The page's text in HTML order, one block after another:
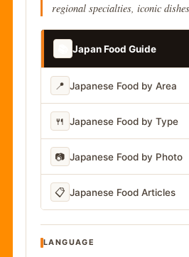
regional specialties, iconic
Japan Food Guide
📍 Japanese Food by Area
🍴 Japanese Food by Type
📷 Japanese Food by Photo
📋 Japanese Food Articles
LANGUAGE